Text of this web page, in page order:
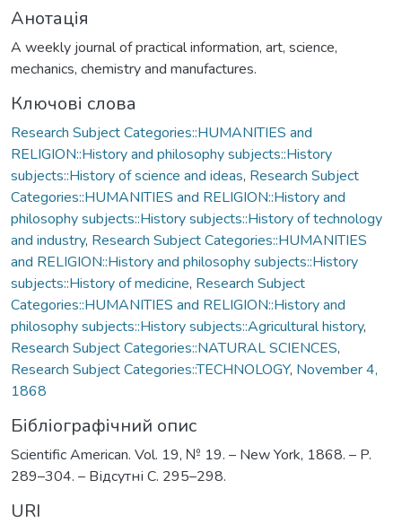
Анотація
A weekly journal of practical information, art, science,
mechanics, chemistry and manufactures.
Ключові слова
Research Subject Categories::HUMANITIES and
RELIGION::History and philosophy subjects::History
subjects::History of science and ideas, Research Subject
Categories::HUMANITIES and RELIGION::History and
philosophy subjects::History subjects::History of technology
and industry, Research Subject Categories::HUMANITIES
and RELIGION::History and philosophy subjects::History
subjects::History of medicine, Research Subject
Categories::HUMANITIES and RELIGION::History and
philosophy subjects::History subjects::Agricultural history,
Research Subject Categories::NATURAL SCIENCES,
Research Subject Categories::TECHNOLOGY, November 4,
1868
Бібліографічний опис
Scientific American. Vol. 19, № 19. – New York, 1868. – P.
289–304. – Відсутні С. 295–298.
URI